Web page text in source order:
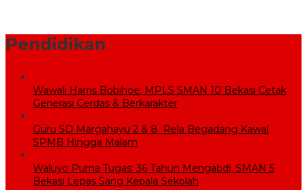
Pendidikan
Wawali Harris Bobihoe: MPLS SMAN 10 Bekasi Cetak
Generasi Cerdas & Berkarakter
Guru SD Margahayu 2 & 8 Rela Begadang Kawal
SPMB Hingga Malam
Waluyo Purna Tugas: 36 Tahun Mengabdi, SMAN 5
Bekasi Lepas Sang Kepala Sekolah